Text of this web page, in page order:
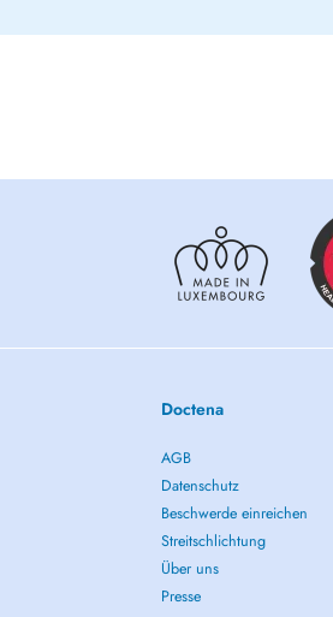
Doctena
AGB
Datenschutz
Beschwerde einreichen
Streitschlichtung
Über uns
Presse